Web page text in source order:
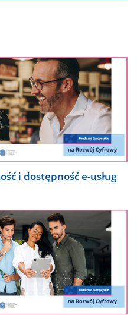
i dostępność e-usług